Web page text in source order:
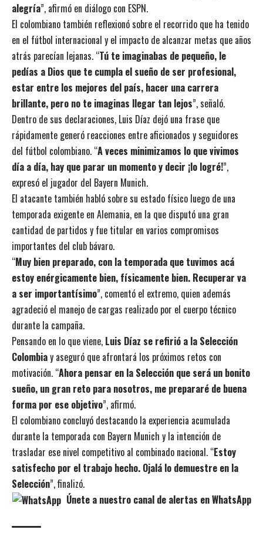
alegría”, afirmó en diálogo con ESPN.
El colombiano también reflexionó sobre el recorrido que ha tenido
en el fútbol internacional y el impacto de alcanzar metas que años
atrás parecían lejanas. “Tú te imaginabas de pequeño, le
pedías a Dios que te cumpla el sueño de ser profesional,
estar entre los mejores del país, hacer una carrera
brillante, pero no te imaginas llegar tan lejos”, señaló.
Dentro de sus declaraciones, Luis Díaz dejó una frase que
rápidamente generó reacciones entre aficionados y seguidores
del fútbol colombiano. “A veces minimizamos lo que vivimos
día a día, hay que parar un momento y decir ¡lo logré!”,
expresó el jugador del Bayern Munich.
El atacante también habló sobre su estado físico luego de una
temporada exigente en Alemania, en la que disputó una gran
cantidad de partidos y fue titular en varios compromisos
importantes del club bávaro.
“Muy bien preparado, con la temporada que tuvimos acá
estoy enérgicamente bien, físicamente bien. Recuperar va
a ser importantísimo”, comentó el extremo, quien además
agradeció el manejo de cargas realizado por el cuerpo técnico
durante la campaña.
Pensando en lo que viene, Luis Díaz se refirió a la Selección
Colombiay aseguró que afrontará los próximos retos con
motivación. “Ahora pensar en la Selección que será un bonito
sueño, un gran reto para nosotros, me prepararé de buena
forma por ese objetivo”, afirmó.
El colombiano concluyó destacando la experiencia acumulada
durante la temporada con Bayern Munich y la intención de
trasladar ese nivel competitivo al combinado nacional. “Estoy
satisfecho por el trabajo hecho. Ojalá lo demuestre en la
Selección”, finalizó.
Únete a nuestro canal de alertas en WhatsApp